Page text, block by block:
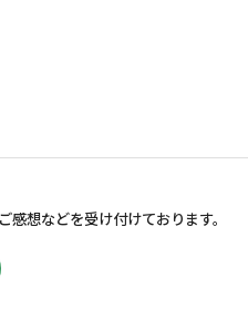
感想などを受け付けております。